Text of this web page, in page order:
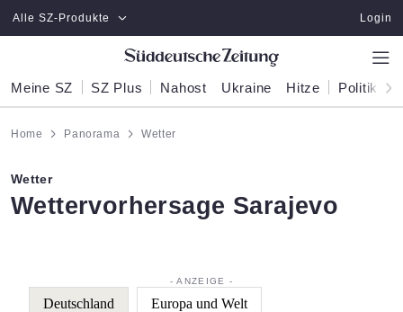
Zum Hauptinhalt springen
Alle SZ-Produkte Login
Meine SZ SZ Plus Nahost Ukraine Hitze Politik
Home Panorama Wetter
Wetter
:
Wettervorhersage Sarajevo
Deutschland Europa und Welt